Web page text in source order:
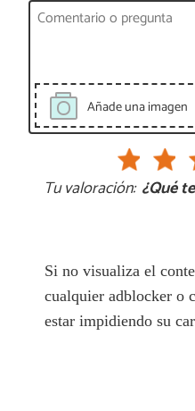
Añade una imagen
Tu valoración: ¿Qué
Si no visualiza el
cualquier adblocker o
estar impidiendo su